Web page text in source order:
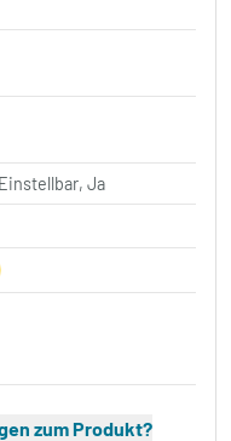
Ja
zum Produkt?